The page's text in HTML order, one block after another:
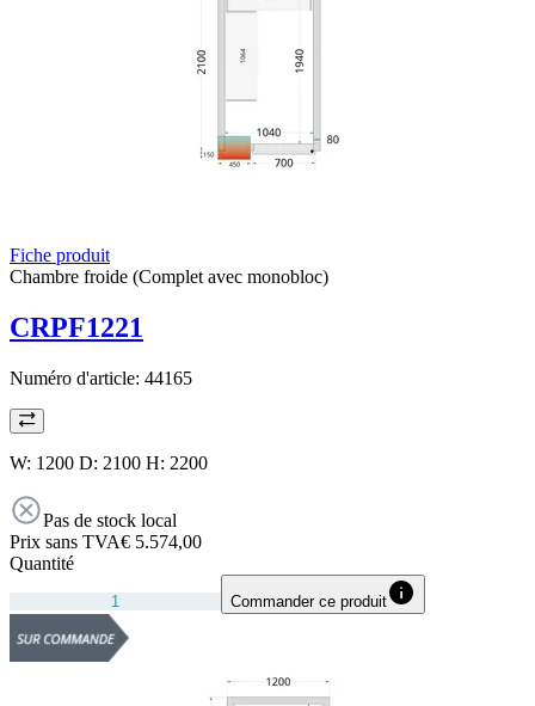
Fiche produit
Chambre froide (Complet avec monobloc)
CRPF1221
Numéro d'article: 44165
W: 1200 D: 2100 H: 2200
Pas de stock local
Prix sans TVA€ 5.574,00
Quantité
Commander ce produit